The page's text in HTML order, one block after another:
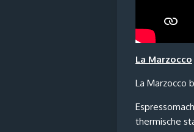
La Marzocco
La Marzocco
thermische